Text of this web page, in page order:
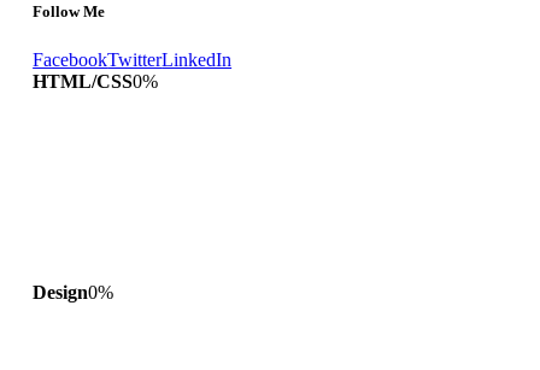
Follow Me
FacebookTwitterLinkedIn
HTML/CSS0%
Design0%